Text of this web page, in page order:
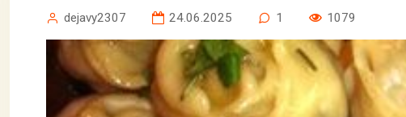
dejavy2307 24.06.2025 1 1079